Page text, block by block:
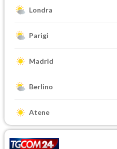
Londra
Parigi
Madrid
Berlino
Atene